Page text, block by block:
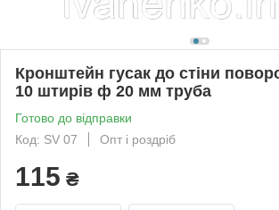
Кронштейн гусак до стіни
10 штирів ф 20 мм труба
Готово до відправки
Код: SV 07
Опт і роздріб
115 ₴